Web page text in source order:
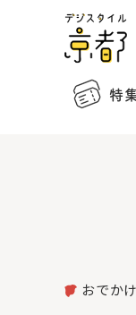
特
おでかけ